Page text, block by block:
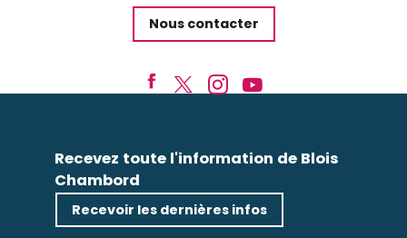
Nous contacter
Recevez toute l'information de Blois
Chambord
Recevoir les dernières infos